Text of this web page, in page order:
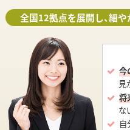
全国12拠点を展開し、細
今
見
将
な
自